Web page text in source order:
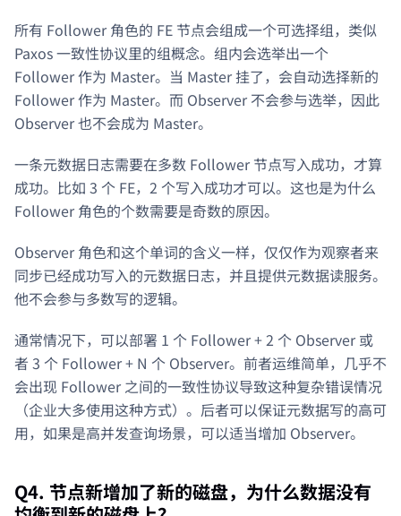
所有 Follower 角色的 FE 节点会组成一个可选择组，类似
Paxos 一致性协议里的组概念。组内会选举出一个
Follower 作为 Master。当 Master 挂了，会自动选择新的
Follower 作为 Master。而 Observer 不会参与选举，因此
Observer 也不会成为 Master。
一条元数据日志需要在多数 Follower 节点写入成功，才算
成功。比如 3 个 FE，2 个写入成功才可以。这也是为什么
Follower 角色的个数需要是奇数的原因。
Observer 角色和这个单词的含义一样，仅仅作为观察者来
同步已经成功写入的元数据日志，并且提供元数据读服务。
他不会参与多数写的逻辑。
通常情况下，可以部署 1 个 Follower + 2 个 Observer 或
者 3 个 Follower + N 个 Observer。前者运维简单，几乎不
会出现 Follower 之间的一致性协议导致这种复杂错误情况
（企业大多使用这种方式）。后者可以保证元数据写的高可
用，如果是高并发查询场景，可以适当增加 Observer。
Q4. 节点新增加了新的磁盘，为什么数据没有